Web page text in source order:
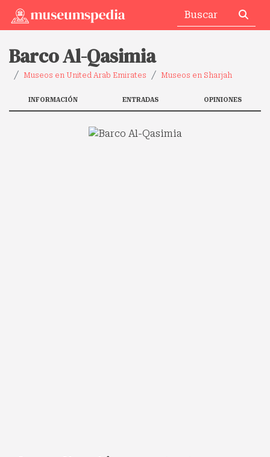
Barco Al-Qasimia
Museos en United Arab Emirates Museos en Sharjah
INFORMACIÓN ENTRADAS OPINIONES